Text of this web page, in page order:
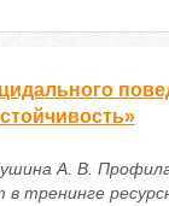
А. В.
тренинге